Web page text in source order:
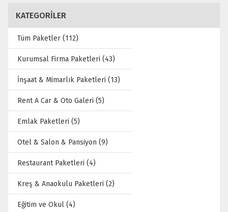
KATEGORİLER
Tüm Paketler (112)
Kurumsal Firma Paketleri (43)
İnşaat & Mimarlık Paketleri (13)
Rent A Car & Oto Galeri (5)
Emlak Paketleri (5)
Otel & Salon & Pansiyon (9)
Restaurant Paketleri (4)
Kreş & Anaokulu Paketleri (2)
Eğitim ve Okul (4)